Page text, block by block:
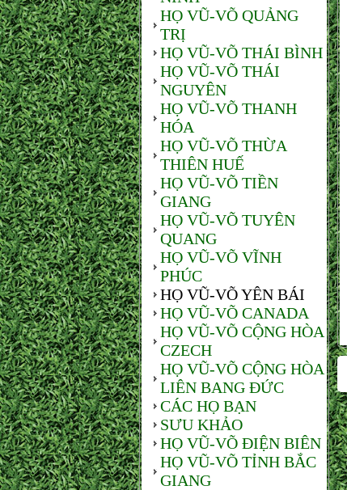
HỌ VŨ-VÕ QUẢNG
TRỊ
HỌ VŨ-VÕ THÁI BÌNH
HỌ VŨ-VÕ THÁI
NGUYÊN
HỌ VŨ-VÕ THANH
HÓA
HỌ VŨ-VÕ THỪA
THIÊN HUẾ
HỌ VŨ-VÕ TIỀN
GIANG
HỌ VŨ-VÕ TUYÊN
QUANG
HỌ VŨ-VÕ VĨNH
PHÚC
HỌ VŨ-VÕ YÊN BÁI
HỌ VŨ-VÕ CANADA
HỌ VŨ-VÕ CỘNG HÒA
CZECH
HỌ VŨ-VÕ CỘNG HÒA
LIÊN BANG ĐỨC
CÁC HỌ BẠN
SƯU KHẢO
HỌ VŨ-VÕ ĐIỆN BIÊN
HỌ VŨ-VÕ TỈNH BẮC
GIANG